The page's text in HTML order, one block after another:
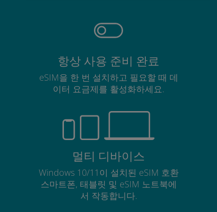
항상 사용 준비 완료
eSIM을 한 번 설치하고 필요할 때 데
이터 요금제를 활성화하세요.
멀티 디바이스
Windows 10/11이 설치된 eSIM 호환
스마트폰, 태블릿 및 eSIM 노트북에
서 작동합니다.